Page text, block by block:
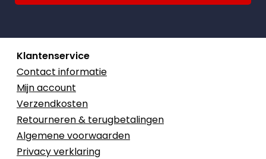
Klantenservice
Contact informatie
Mijn account
Verzendkosten
Retourneren & terugbetalingen
Algemene voorwaarden
Privacy verklaring